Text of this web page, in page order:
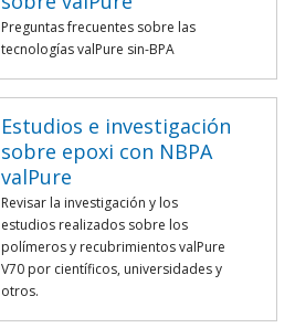
Preguntas frecuentes sobre las
tecnologías valPure sin-BPA
Estudios e investigación
sobre epoxi con NBPA
valPure
Revisar la investigación y los
estudios realizados sobre los
polímeros y recubrimientos valPure
V70 por científicos, universidades y
otros.